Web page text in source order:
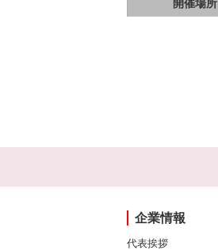
開催場所
企業情報
代表挨拶